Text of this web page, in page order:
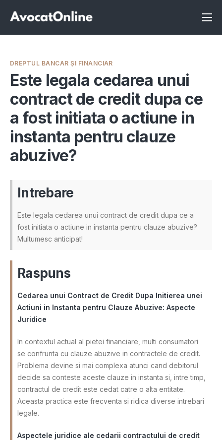
Înscrie-te ca avocat
Servicii
Despre noi
Programeaza consultanta
Intrebari
DREPTUL BANCAR ȘI FINANCIAR
Este legala cedarea unui
contract de credit dupa ce
a fost initiata o actiune in
instanta pentru clauze
abuzive?
Intrebare
Este legala cedarea unui contract de credit dupa ce a
fost initiata o actiune in instanta pentru clauze abuzive?
Multumesc anticipat!
Raspuns
Cedarea unui Contract de Credit Dupa Initierea unei
Actiuni in Instanta pentru Clauze Abuzive: Aspecte
Juridice
In contextul actual al pietei financiare, multi consumatori
se confrunta cu clauze abuzive in contractele de credit.
Problema devine si mai complexa atunci cand debitorul
decide sa conteste aceste clauze in instanta si, intre timp,
contractul de credit este cedat catre o alta entitate.
Aceasta practica este frecventa si ridica diverse intrebari
legale.
Aspectele juridice ale cedarii contractului de credit